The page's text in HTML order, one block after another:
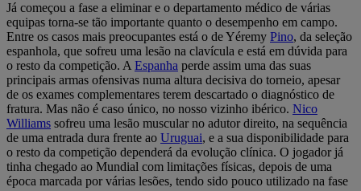
Já começou a fase a eliminar e o departamento médico de várias
equipas torna-se tão importante quanto o desempenho em campo.
Entre os casos mais preocupantes está o de Yéremy Pino, da seleção
espanhola, que sofreu uma lesão na clavícula e está em dúvida para
o resto da competição. A Espanha perde assim uma das suas
principais armas ofensivas numa altura decisiva do torneio, apesar
de os exames complementares terem descartado o diagnóstico de
fratura. Mas não é caso único, no nosso vizinho ibérico. Nico
Williams sofreu uma lesão muscular no adutor direito, na sequência
de uma entrada dura frente ao Uruguai, e a sua disponibilidade para
o resto da competição dependerá da evolução clínica. O jogador já
tinha chegado ao Mundial com limitações físicas, depois de uma
época marcada por várias lesões, tendo sido pouco utilizado na fase